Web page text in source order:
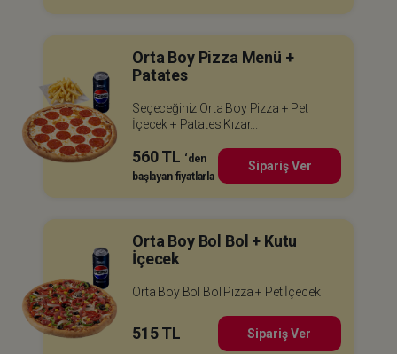
Orta Boy Pizza Menü +
Patates
Seçeceğiniz Orta Boy Pizza + Pet
İçecek + Patates Kızar...
560 TL ‘den
başlayan fiyatlarla
Sipariş Ver
Orta Boy Bol Bol + Kutu
İçecek
Orta Boy Bol Bol Pizza + Pet İçecek
515 TL Sipariş Ver